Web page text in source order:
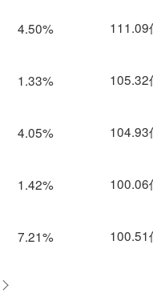
4.50% 111.09
1.33% 105.32
4.05% 104.93
1.42% 100.06
7.21% 100.51